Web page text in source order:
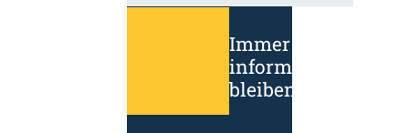
Immer
informiert
bleiben!